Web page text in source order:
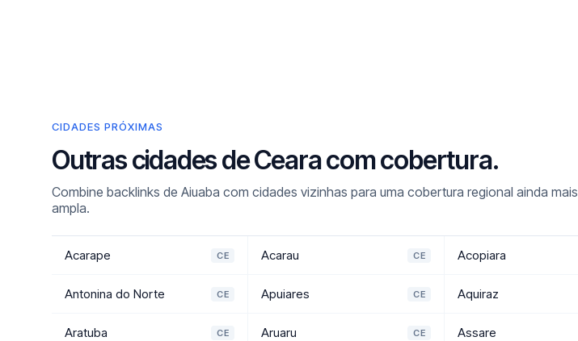
CIDADES PRÓXIMAS
Outras cidades de Ceara com cobertura.
Combine backlinks de Aiuaba com cidades vizinhas para uma cobertura regional ainda mais
ampla.
Acarape CE Acarau CE Acopiara
Antonina do Norte CE Apuiares CE Aquiraz
Aratuba CE Aruaru CE Assare